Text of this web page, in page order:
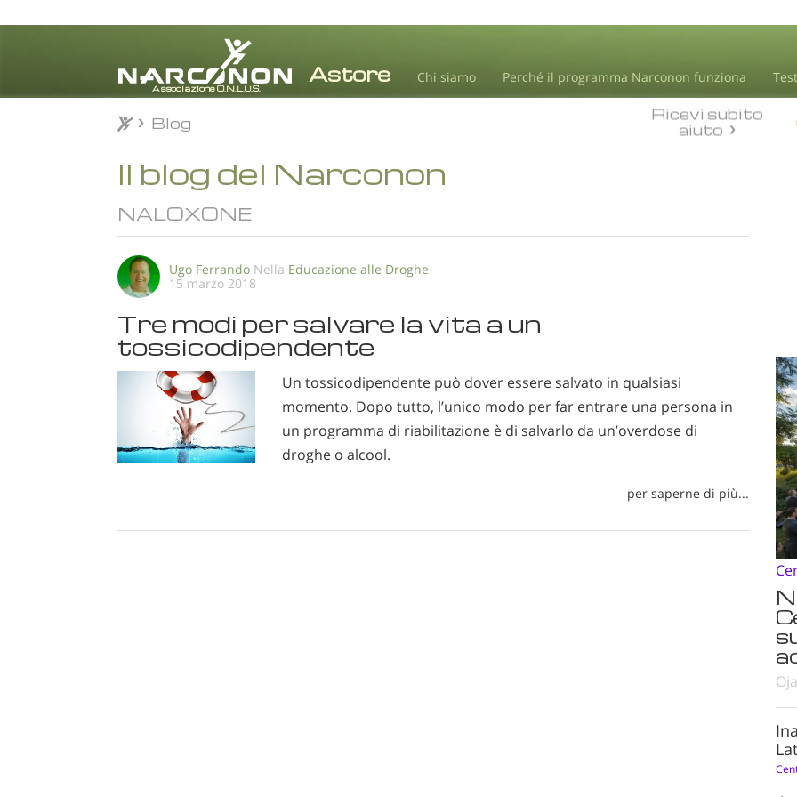
Chi siamo Perché il programma Narconon funziona
Ricevi subito
aiuto
Blog
Il blog del Narconon
NALOXONE
Ugo Ferrando Nella Educazione alle Droghe
15 marzo 2018
Tre modi per salvare la vita a un
tossicodipendente
Un tossicodipendente può dover essere salvato in qualsiasi
momento. Dopo tutto, l’unico modo per far entrare una persona in
un programma di riabilitazione è di salvarlo da un’overdose di
droghe o alcool.
per saperne di più...
Blog